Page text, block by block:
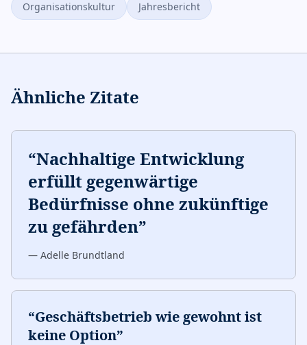
Organisationskultur
Jahresbericht
Ähnliche Zitate
“Nachhaltige Entwicklung
erfüllt gegenwärtige
Bedürfnisse ohne zukünftige
zu gefährden”
— Adelle Brundtland
“Geschäftsbetrieb wie gewohnt ist
keine Option”